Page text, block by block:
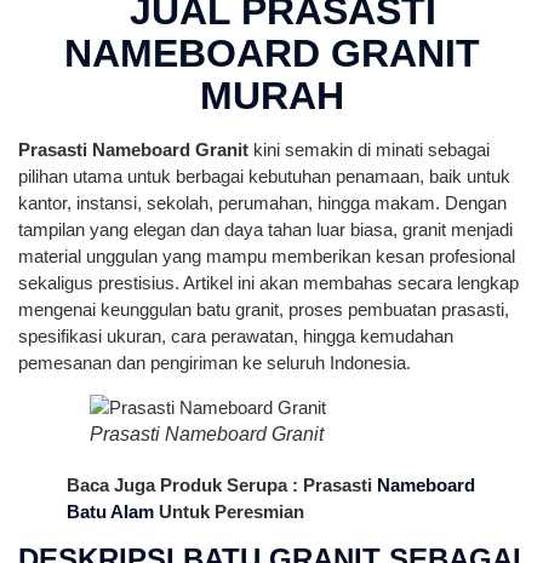
JUAL PRASASTI
NAMEBOARD GRANIT
MURAH
Prasasti Nameboard Granit kini semakin di minati sebagai
pilihan utama untuk berbagai kebutuhan penamaan, baik untuk
kantor, instansi, sekolah, perumahan, hingga makam. Dengan
tampilan yang elegan dan daya tahan luar biasa, granit menjadi
material unggulan yang mampu memberikan kesan profesional
sekaligus prestisius. Artikel ini akan membahas secara lengkap
mengenai keunggulan batu granit, proses pembuatan prasasti,
spesifikasi ukuran, cara perawatan, hingga kemudahan
pemesanan dan pengiriman ke seluruh Indonesia.
Prasasti Nameboard Granit
Baca Juga Produk Serupa : Prasasti Nameboard
Batu Alam Untuk Peresmian